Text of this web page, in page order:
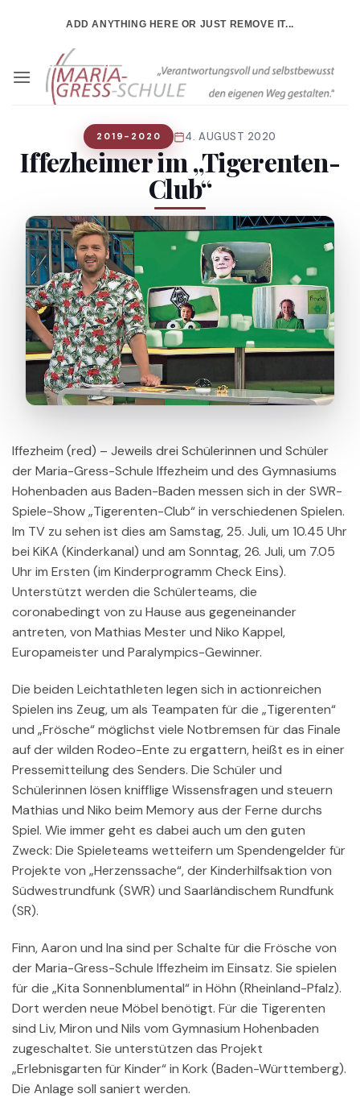
ADD ANYTHING HERE OR JUST REMOVE IT...
2019-2020 4. AUGUST 2020
Iffezheimer im „Tigerenten-
Club“
Iffezheim (red) – Jeweils drei Schülerinnen und Schüler
der Maria-Gress-Schule Iffezheim und des Gymnasiums
Hohenbaden aus Baden-Baden messen sich in der SWR-
Spiele-Show „Tigerenten-Club“ in verschiedenen Spielen.
Im TV zu sehen ist dies am Samstag, 25. Juli, um 10.45 Uhr
bei KiKA (Kinderkanal) und am Sonntag, 26. Juli, um 7.05
Uhr im Ersten (im Kinderprogramm Check Eins).
Unterstützt werden die Schülerteams, die
coronabedingt von zu Hause aus gegeneinander
antreten, von Mathias Mester und Niko Kappel,
Europameister und Paralympics-Gewinner.
Die beiden Leichtathleten legen sich in actionreichen
Spielen ins Zeug, um als Teampaten für die „Tigerenten“
und „Frösche“ möglichst viele Notbremsen für das Finale
auf der wilden Rodeo-Ente zu ergattern, heißt es in einer
Pressemitteilung des Senders. Die Schüler und
Schülerinnen lösen knifflige Wissensfragen und steuern
Mathias und Niko beim Memory aus der Ferne durchs
Spiel. Wie immer geht es dabei auch um den guten
Zweck: Die Spieleteams wetteifern um Spendengelder für
Projekte von „Herzenssache“, der Kinderhilfsaktion von
Südwestrundfunk (SWR) und Saarländischem Rundfunk
(SR).
Finn, Aaron und Ina sind per Schalte für die Frösche von
der Maria-Gress-Schule Iffezheim im Einsatz. Sie spielen
für die „Kita Sonnenblumental“ in Höhn (Rheinland-Pfalz).
Dort werden neue Möbel benötigt. Für die Tigerenten
sind Liv, Miron und Nils vom Gymnasium Hohenbaden
zugeschaltet. Sie unterstützen das Projekt
„Erlebnisgarten für Kinder“ in Kork (Baden-Württemberg).
Die Anlage soll saniert werden.